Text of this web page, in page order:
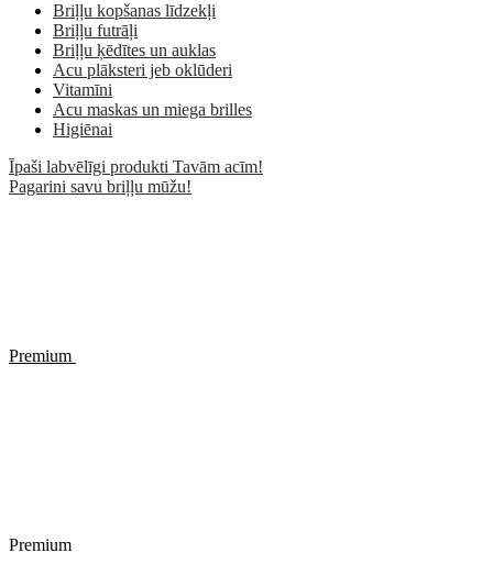
Briļļu kopšanas līdzekļi
Briļļu futrāļi
Briļļu ķēdītes un auklas
Acu plāksteri jeb oklūderi
Vitamīni
Acu maskas un miega brilles
Higiēnai
Īpaši labvēlīgi produkti Tavām acīm!
Pagarini savu briļļu mūžu!
Premium
Premium